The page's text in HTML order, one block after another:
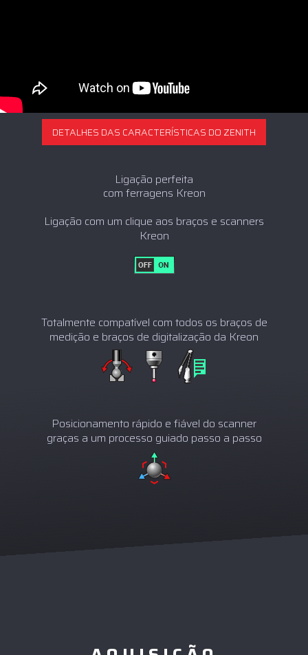
DETALHES DAS CARACTERÍSTICAS DO ZENITH
Ligação perfeita
com ferragens Kreon
Ligação com um clique aos braços e scanners
Kreon
Totalmente compatível com todos os braços de
medição e braços de digitalização da Kreon
Posicionamento rápido e fiável do scanner
graças a um processo guiado passo a passo